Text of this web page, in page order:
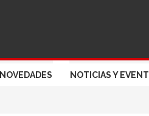
NOVEDADES NOTICIAS Y